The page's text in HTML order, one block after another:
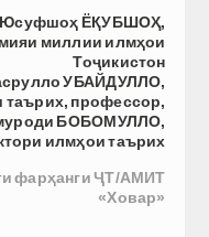
ЁҚУБШОҲ,
миллии илмҳои
Тоҷикистон
УБАЙДУЛЛО,
профессор,
БОБОМУЛЛО,
таърих
фарҳанги ҶТ/АМИТ
«Ховар»